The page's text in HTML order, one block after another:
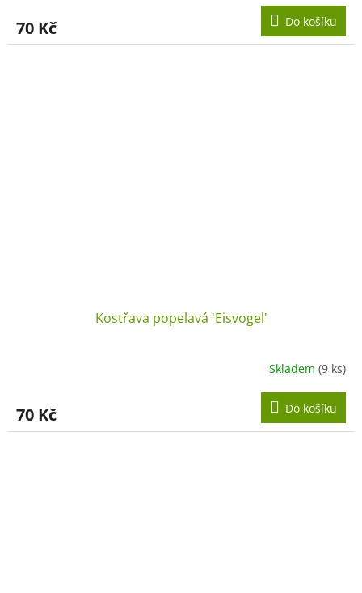
70 Kč Do košíku
Kostřava popelavá 'Eisvogel'
Skladem (9 ks)
70 Kč Do košíku